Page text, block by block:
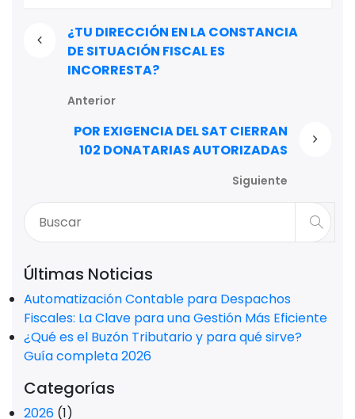
¿TU DIRECCIÓN EN LA CONSTANCIA
DE SITUACIÓN FISCAL ES
INCORRESTA?
Anterior
POR EXIGENCIA DEL SAT CIERRAN
102 DONATARIAS AUTORIZADAS
Siguiente
Últimas Noticias
Automatización Contable para Despachos
Fiscales: La Clave para una Gestión Más Eficiente
¿Qué es el Buzón Tributario y para qué sirve?
Guía completa 2026
Categorías
2026 (1)